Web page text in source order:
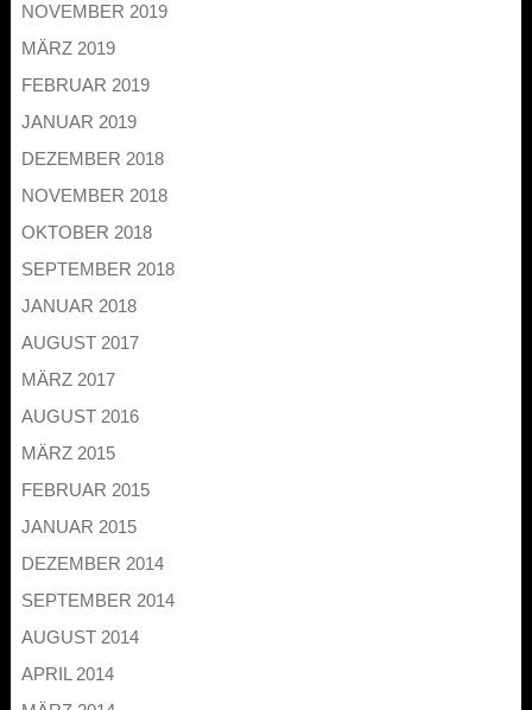
NOVEMBER 2019
MÄRZ 2019
FEBRUAR 2019
JANUAR 2019
DEZEMBER 2018
NOVEMBER 2018
OKTOBER 2018
SEPTEMBER 2018
JANUAR 2018
AUGUST 2017
MÄRZ 2017
AUGUST 2016
MÄRZ 2015
FEBRUAR 2015
JANUAR 2015
DEZEMBER 2014
SEPTEMBER 2014
AUGUST 2014
APRIL 2014